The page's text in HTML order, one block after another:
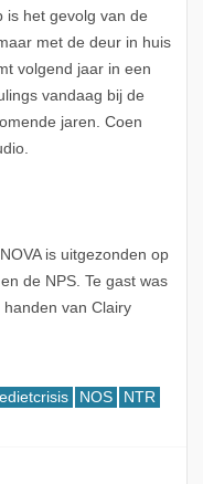
is het gevolg van de
met de deur in huis
volgend jaar in een
vandaag bij de
jaren. Coen
is uitgezonden op
de NPS. Te gast was
van Clairy
NOS
NTR